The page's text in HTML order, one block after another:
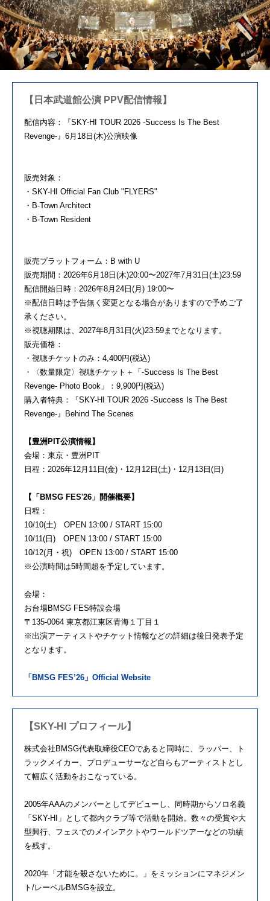
【日本武道館公演 PPV配信情報】
配信内容：『SKY-HI TOUR 2026 -Success Is The Best
Revenge-』6月18日(木)公演映像
販売対象：
・SKY-HI Official Fan Club "FLYERS"
・B-Town Architect
・B-Town Resident
販売プラットフォーム：B with U
販売期間：2026年6月18日(木)20:00〜2027年7月31日(土)23:59
配信開始日時：2026年8月24日(月) 19:00〜
※配信日時は予告無く変更となる場合がありますので予めご了
承ください。
※視聴期限は、2027年8月31日(火)23:59までとなります。
販売価格：
・視聴チケットのみ：4,400円(税込)
・〈数量限定〉視聴チケット＋「-Success Is The Best
Revenge- Photo Book」：9,900円(税込)
購入者特典：『SKY-HI TOUR 2026 -Success Is The Best
Revenge-』Behind The Scenes
【豊洲PIT公演情報】
会場：東京・豊洲PIT
日程：2026年12月11日(金)・12月12日(土)・ 12月13日(日)
【「BMSG FES'26」開催概要】
日程：
10/10(土) OPEN 13:00 / START 15:00
10/11(日) OPEN 13:00 / START 15:00
10/12(月・祝) OPEN 13:00 / START 15:00
※公演時間は5時間超を予定しています。
会場：
お台場BMSG FES特設会場
〒135-0064 東京都江東区青海１丁目１
※出演アーティストやチケット情報などの詳細は後日発表予定
となり ます。
「BMSG FES’26」Official Website
【SKY-HI プロフィール】
株式会社BMSG代表取締役CEOであると同時に、ラッパー、
ト
ラックメイカー、 プロデューサーなど自らもアーティストとし
て幅広く活動をおこな っている。
2005年AAAのメンバーとしてデビューし、 同時期からソロ名義
「SKY-HI」 として都内クラブ等で活動を開始。数々の受賞や大
型興行、 フェスでのメインアクトやワールドツアーなどの功績
を残す。
2020年「才能を殺さないために。」 をミッションにマネジメン
ト/レーベルBMSGを設立。